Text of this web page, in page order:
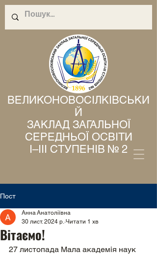
ВЕЛИКОНОВОСІЛКІВСЬКИ
Й
ЗАКЛАД ЗАГАЛЬНОЇ
СЕРЕДНЬОЇ ОСВІТИ
І–ІІІ СТУПЕНІВ № 2
Пост
Вiтаємо!
Анна Анатоліївна
30 лист. 2024 р. Читати 1 хв
27 листопада Мала академія наук